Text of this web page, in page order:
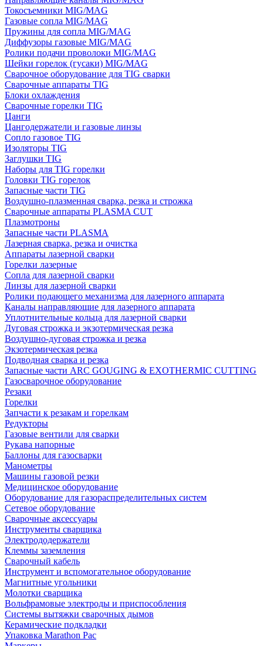
Токосъемники MIG/MAG
Газовые сопла MIG/MAG
Пружины для сопла MIG/MAG
Диффузоры газовые MIG/MAG
Ролики подачи проволоки MIG/MAG
Шейки горелок (гусаки) MIG/MAG
Сварочное оборудование для TIG сварки
Сварочные аппараты TIG
Блоки охлаждения
Сварочные горелки TIG
Цанги
Цангодержатели и газовые линзы
Сопло газовое TIG
Изоляторы TIG
Заглушки TIG
Наборы для TIG горелки
Головки TIG горелок
Запасные части TIG
Воздушно-плазменная сварка, резка и строжка
Сварочные аппараты PLASMA CUT
Плазмотроны
Запасные части PLASMA
Лазерная сварка, резка и очистка
Аппараты лазерной сварки
Горелки лазерные
Сопла для лазерной сварки
Линзы для лазерной сварки
Ролики подающего механизма для лазерного аппарата
Каналы направляющие для лазерного аппарата
Уплотнительные кольца для лазерной сварки
Дуговая строжка и экзотермическая резка
Воздушно-дуговая строжка и резка
Экзотермическая резка
Подводная сварка и резка
Запасные части ARC GOUGING & EXOTHERMIC CUTTING
Газосварочное оборудование
Резаки
Горелки
Запчасти к резакам и горелкам
Редукторы
Газовые вентили для сварки
Рукава напорные
Баллоны для газосварки
Манометры
Машины газовой резки
Медицинское оборудование
Оборудование для газораспределительных систем
Сетевое оборудование
Сварочные аксессуары
Инструменты сварщика
Электрододержатели
Клеммы заземления
Сварочный кабель
Инструмент и вспомогательное оборудование
Магнитные угольники
Молотки сварщика
Вольфрамовые электроды и приспособления
Системы вытяжки сварочных дымов
Керамические подкладки
Упаковка Marathon Pac